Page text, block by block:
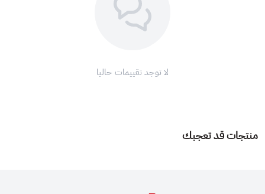
لا توجد تقييمات حاليا
منتجات قد تعجبك